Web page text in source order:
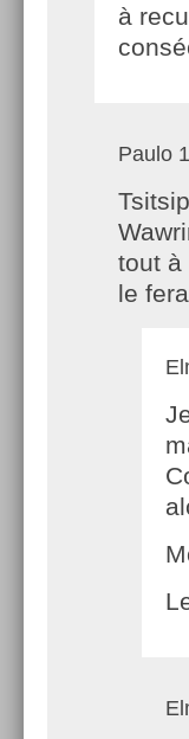
à
Paulo
tout à
le